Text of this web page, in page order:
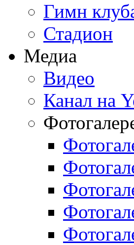
Гимн
Стадион
Медиа
Видео
Канал на